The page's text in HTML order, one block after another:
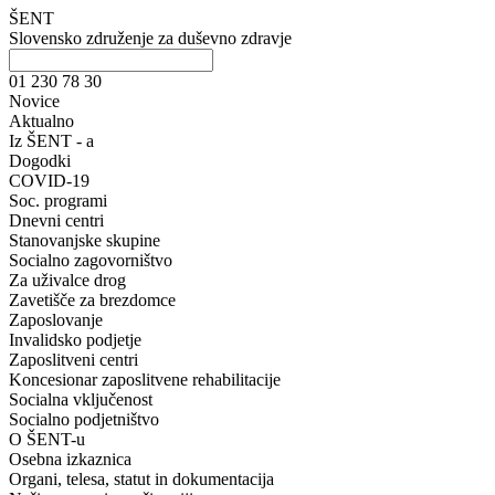
ŠENT
Slovensko združenje za duševno zdravje
01 230 78 30
Novice
Aktualno
Iz ŠENT - a
Dogodki
COVID-19
Soc. programi
Dnevni centri
Stanovanjske skupine
Socialno zagovorništvo
Za uživalce drog
Zavetišče za brezdomce
Zaposlovanje
Invalidsko podjetje
Zaposlitveni centri
Koncesionar zaposlitvene rehabilitacije
Socialna vključenost
Socialno podjetništvo
O ŠENT-u
Osebna izkaznica
Organi, telesa, statut in dokumentacija